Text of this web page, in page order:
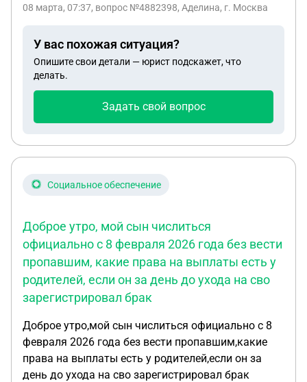
прожиточного минимума на содержание матери
отказано.суть апелляции состояла в том ,что
сумма алиментов превышала размер заработной
платы на нарисованной справке о доходах.сейчас
размере 10тыс при прожиточном минимуме с
суда у бывшего супруга появилось 2 детей от
расторгнут.у меня нет информации о выплате
эта процедура заставила переиндексировать
выплату алиментов с 7000 на момент суда на
10000(прож.мин) на момент банкротства Вопрос :
может ли он оспорить размер алиментов с учетом
изменившихся обстоятельств ?(кол-во
заработная плата,банкротство) Хотя этот фактор
не повлиял на выдачу ему ипотеки
08 марта, 07:37, вопрос №4882398, Аделина, г. Москва
У вас похожая ситуация?
Опишите свои детали — юрист подскажет, что
делать.
Задать свой вопрос
Социальное обеспечение
Доброе утро, мой сын числиться
официально с 8 февраля 2026 года без вести
пропавшим, какие права на выплаты есть у
родителей, если он за день до ухода на сво
зарегистрировал брак
Доброе утро,мой сын числиться официально с 8
февраля 2026 года без вести пропавшим,какие
права на выплаты есть у родителей,если он за
день до ухода на сво зарегистрировал брак